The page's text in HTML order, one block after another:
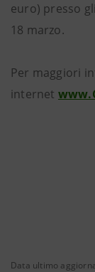
euro) presso
18 marzo.
Per maggiori
internet
Data ultimo